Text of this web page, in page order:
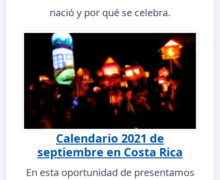
nació y por qué se celebra.
Calendario 2021 de
septiembre en Costa Rica
En esta oportunidad de presentamos